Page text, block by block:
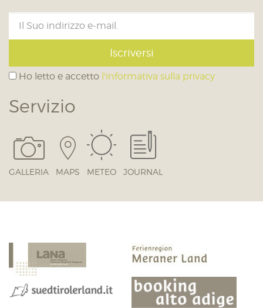
Iscriversi
Ho letto e accetto l'informativa sulla privacy
Servizio
GALLERIA MAPS METEO JOURNAL